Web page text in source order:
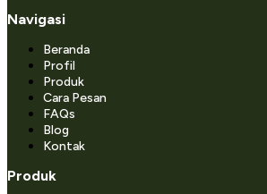
Navigasi
Beranda
Profil
Produk
Cara Pesan
FAQs
Blog
Kontak
Produk